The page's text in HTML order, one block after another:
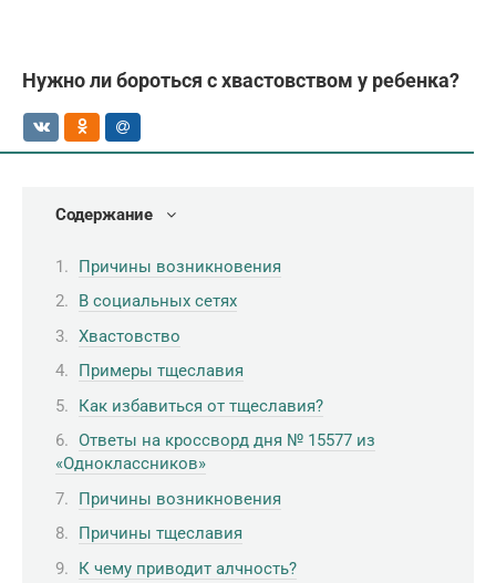
Нужно ли бороться с хвастовством у ребенка?
Содержание
Причины возникновения
В социальных сетях
Хвастовство
Примеры тщеславия
Как избавиться от тщеславия?
Ответы на кроссворд дня № 15577 из
«Одноклассников»
Причины возникновения
Причины тщеславия
К чему приводит алчность?